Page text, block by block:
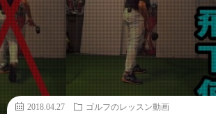
2018.04.27
ゴルフのレッスン動画